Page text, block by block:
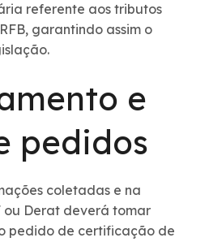
referente aos tributos
garantindo assim o
e
pedidos
coletadas e na
ou Derat deverá tomar
pedido de certificação de